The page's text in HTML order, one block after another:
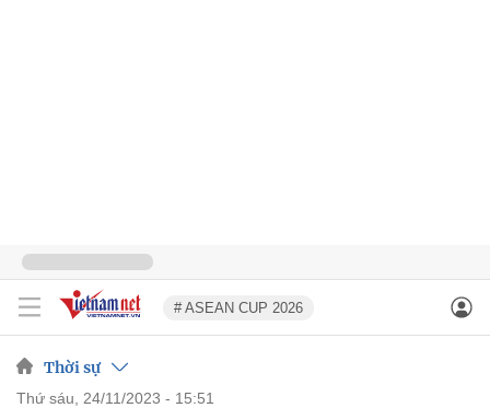
# ASEAN CUP 2026
Thời sự
thứ sáu, 24/11/2023 - 15:51